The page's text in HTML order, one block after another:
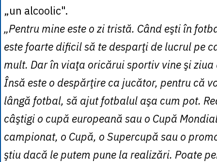
„un alcoolic".
„Pentru mine este o zi tristă. Când eşti în
este foarte dificil să te desparţi de lucrul pe
mult. Dar în viaţa oricărui sportiv vine şi
Însă este o despărţire ca jucător, pentru că
lângă fotbal, să ajut fotbalul aşa cum pot.
câştigi o cupă europeană sau o Cupă
campionat, o Cupă, o Supercupă sau o
ştiu dacă le putem pune la realizări. Poate